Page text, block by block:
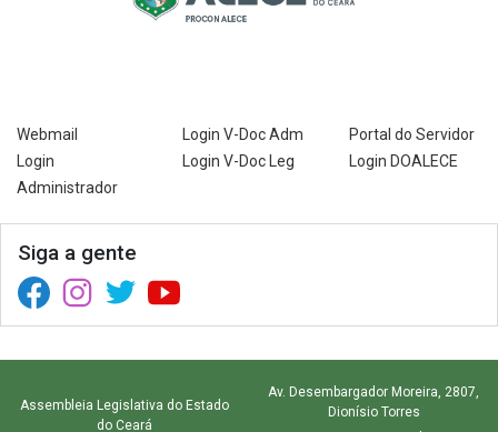
Webmail
Login
Administrador
Login V-Doc Adm
Login V-Doc Leg
Portal do Servidor
Login DOALECE
Siga a gente
Facebook (abre em nova janela)
Instagram (abre em nova janela)
Twitter (abre em nova janela)
YouTube (abre em nova janela)
Assembleia Legislativa do Estado
do Ceará
Av. Desembargador Moreira, 2807,
Dionísio Torres